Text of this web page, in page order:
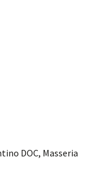
DOC, Masseria